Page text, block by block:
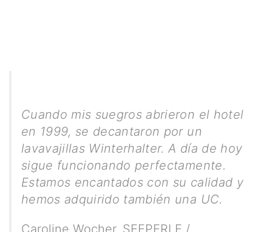
Cuando mis suegros abrieron el hotel
en 1999, se decantaron por un
lavavajillas Winterhalter. A día de hoy
sigue funcionando perfectamente.
Estamos encantados con su calidad y
hemos adquirido también una UC.
Caroline Wocher, SEEPERLE /